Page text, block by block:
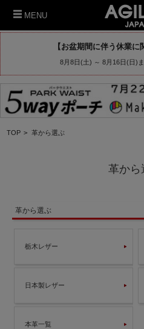
MENU
【お盆期間に伴う休業に
8月8日(土) ～ 8月16日(日)
TOP > 革から選ぶ
革から
革から選ぶ
栃木レザー
日本製レザー
本革一覧